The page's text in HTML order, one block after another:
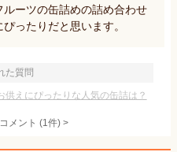
ーツの缶詰めの詰め合わせ
ったりだと思います。
た質問
供えにぴったりな人気の缶詰は？
メント (1件) >